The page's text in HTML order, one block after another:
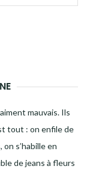
mauvais. Ils
tout : on enfile de
s’habille en
de jeans à fleurs